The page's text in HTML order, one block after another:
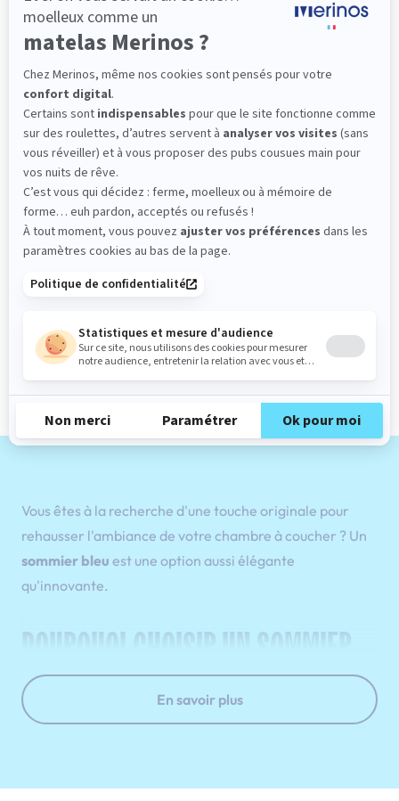
Sommier
PENCIL
Le plus : soutien morphologique
Grâce à ses 3 zones de confort, le sommier
Pencil vous assure tout son soutien. Avec les
épaules, le dos et le bassin qui reposent sur ses
lattes, vous évitez les douleurs au petit matin.
Découvrir
Vous êtes à la recherche d'une touche originale pour
rehausser l'ambiance de votre chambre à coucher ? Un
sommier bleu est une option aussi élégante
qu'innovante.
POURQUOI CHOISIR UN SOMMIER
BLEU ?
En savoir plus